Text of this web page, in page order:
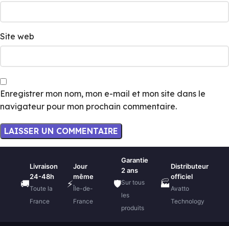
Site web
Enregistrer mon nom, mon e-mail et mon site dans le
navigateur pour mon prochain commentaire.
🚚
Livraison
24-48h
Toute la
France
⚡
Jour
même
Île-de-
France
🛡️
Garantie
2 ans
Sur tous
les
produits
🏭
Distributeur
officiel
Avatto
Technology